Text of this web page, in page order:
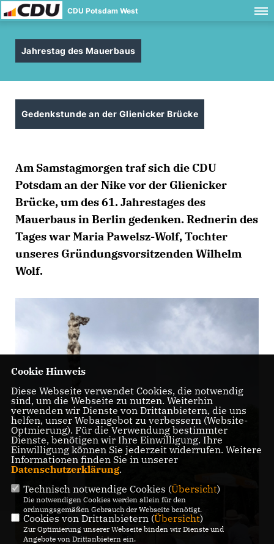
CDU Potsdam West
Jahrestag des Mauerbaus
Gedenkstunde an der Glienicker Brücke
Am Samstagmorgen traf sich die CDU
Potsdam an der Nike vor der Glienicker
Brücke, um des 61. Jahrestages des
Mauerbaus in Berlin gedenken. Rednerin des
Tages war Maria Pawelsz-Wolf, Tochter
unseres Gründungsvorsitzenden Wilhelm
Wolf.
Cookie Hinweis
Diese Webseite verwendet Cookies, die notwendig
sind, um die Webseite zu nutzen. Weiterhin
verwenden wir Dienste von Drittanbietern, die uns
helfen, unser Webangebot zu verbessern (Website-
Optmierung). Für die Verwendung bestimmter
Dienste, benötigen wir Ihre Einwilligung. Ihre
Einwilligung können Sie jederzeit widerrufen. Weitere
Informationen finden Sie in unserer
Datenschutzerklärung.
Technisch notwendige Cookies (Übersicht)
Die notwendigen Cookies werden allein für den
ordnungsgemäßen Gebrauch der Webseite benötigt.
Cookies von Drittanbietern (Übersicht)
Zur Optimierung unserer Webseite binden wir Dienste und
Angebote von Drittanbietern ein.